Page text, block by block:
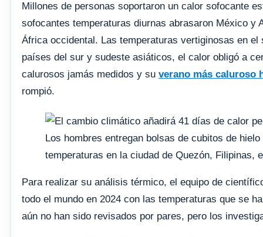
Millones de personas soportaron un calor sofocante
sofocantes temperaturas diurnas abrasaron México y
África occidental. Las temperaturas vertiginosas en
países del sur y sudeste asiáticos, el calor obligó a
calurosos jamás medidos y su verano más caluroso
rompió.
Los hombres entregan bolsas de cubitos de
temperaturas en la ciudad de Quezón, Filipinas,
Para realizar su análisis térmico, el equipo de
todo el mundo en 2024 con las temperaturas que se
aún no han sido revisados ​​por pares, pero los